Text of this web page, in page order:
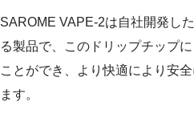
SAROME VAPE-2は自社開発し
る製品で、このドリップチップ
ことができ、より快適により安
ます。